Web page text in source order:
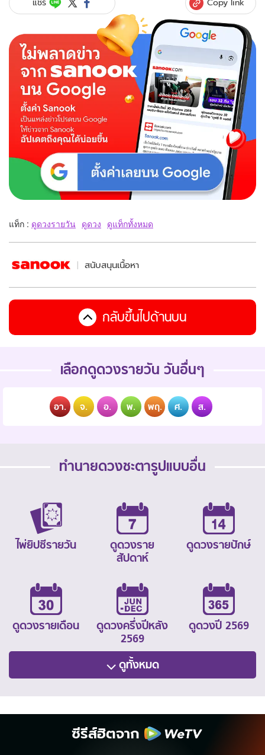
แชร์
แท็ก : ดูดวงรายวัน ดูดวง ดูแท็กทั้งหมด
สนับสนุนเนื้อหา
กลับขึ้นไปด้านบน
เลือกดูดวงรายวัน วันอื่นๆ
อา. จ. อ. พ. พฤ. ศ. ส.
ทำนายดวงชะตารูปแบบอื่น
ไพ่ยิปซีรายวัน
ดูดวงราย
สัปดาห์
ดูดวงรายปักษ์
ดูดวงรายเดือน
ดูดวงครึ่งปีหลัง
2569
ดูดวงปี 2569
ดูทั้งหมด
ซีรีส์ฮิตจาก